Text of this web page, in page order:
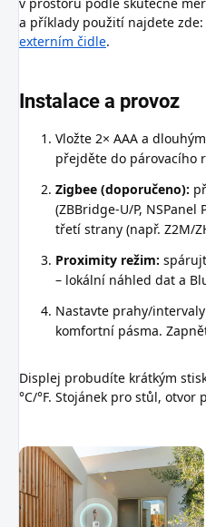
a příklady použití najdete zde:
externím čidle.
Instalace a provoz
Vložte 2× AAA a
přejděte do párovacího
Zigbee (doporučeno):
(ZBBridge-U/P,
třetí strany (např. Z2M/
Proximity režim:
– lokální náhled dat a
Nastavte prahy/
komfortní pásma.
Displej probudíte krátkým
°C/°F. Stojánek pro stůl, otvor